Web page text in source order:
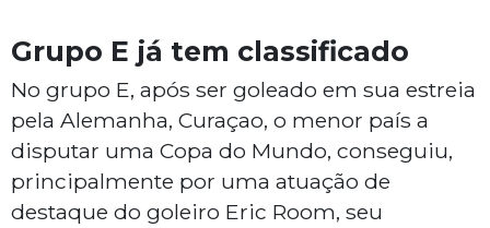
Grupo E já tem classificado
No grupo E, após ser goleado em sua estreia
pela Alemanha, Curaçao, o menor país a
disputar uma Copa do Mundo, conseguiu,
principalmente por uma atuação de
destaque do goleiro Eric Room, seu